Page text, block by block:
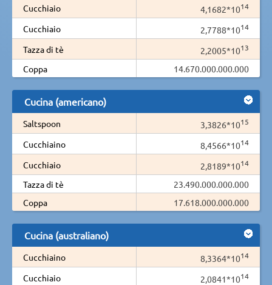
Cucchiaio 4,1682*1014
Cucchiaio 2,7788*1014
Tazza di tè 2,2005*1013
Coppa 14.670.000.000.000
Cucina (americano)
Saltspoon 3,3826*1015
Cucchiaino 8,4566*1014
Cucchiaio 2,8189*1014
Tazza di tè
23.490.000.000.000
Coppa
17.618.000.000.000
Cucina (australiano)
Cucchiaino 8,3364*1014
Cucchiaio 2,0841*1014